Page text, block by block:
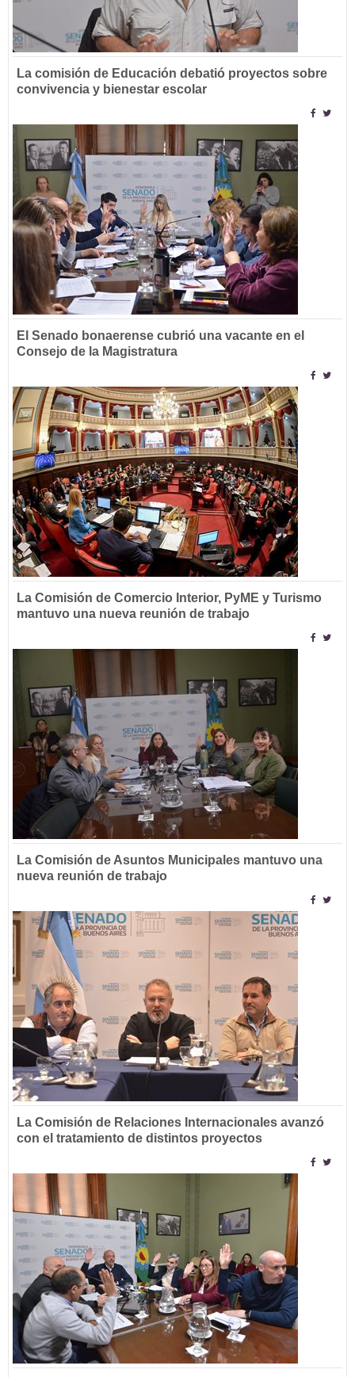
La comisión de Educación debatió proyectos sobre
convivencia y bienestar escolar
El Senado bonaerense cubrió una vacante en el
Consejo de la Magistratura
La Comisión de Comercio Interior, PyME y Turismo
mantuvo una nueva reunión de trabajo
La Comisión de Asuntos Municipales mantuvo una
nueva reunión de trabajo
La Comisión de Relaciones Internacionales avanzó
con el tratamiento de distintos proyectos